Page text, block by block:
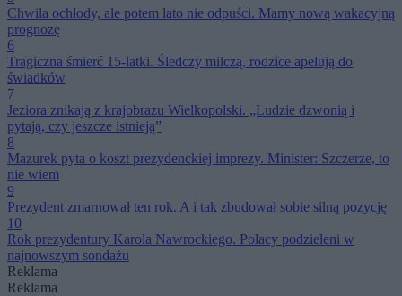
Chwila ochłody, ale potem lato nie odpuści. Mamy nową wakacyjną
prognozę
6
Tragiczna śmierć 15-latki. Śledczy milczą, rodzice apelują do
świadków
7
Jeziora znikają z krajobrazu Wielkopolski. „Ludzie dzwonią i
pytają, czy jeszcze istnieją”
8
Mazurek pyta o koszt prezydenckiej imprezy. Minister: Szczerze, to
nie wiem
9
Prezydent zmarnował ten rok. A i tak zbudował sobie silną pozycję
10
Rok prezydentury Karola Nawrockiego. Polacy podzieleni w
najnowszym sondażu
Reklama
Reklama